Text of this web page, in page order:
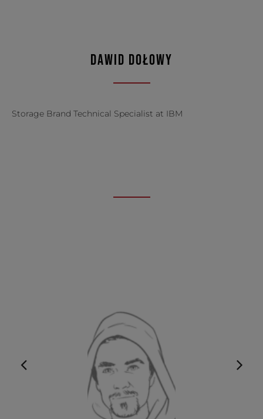
DAWID DOŁOWY
Storage Brand Technical Specialist at IBM